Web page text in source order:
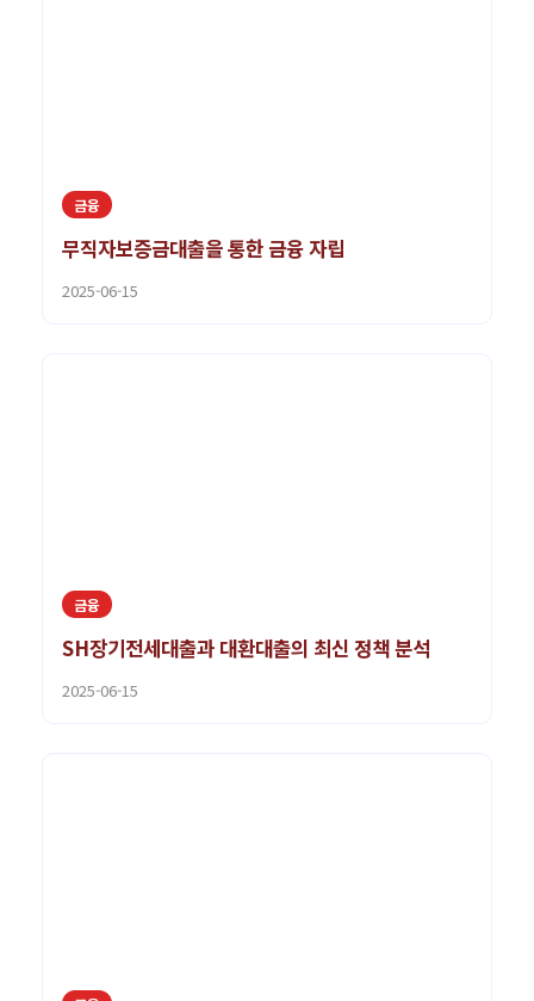
금융
무직자보증금대출을 통한 금융 자립
2025-06-15
금융
SH장기전세대출과 대환대출의 최신 정책 분석
2025-06-15